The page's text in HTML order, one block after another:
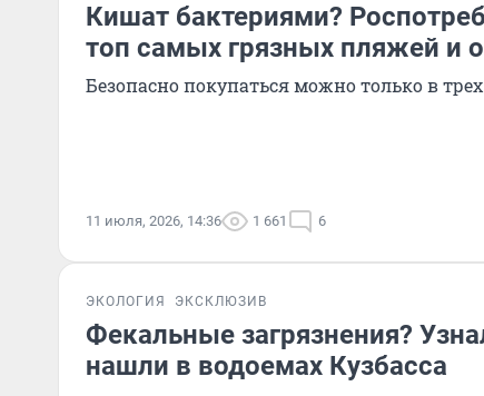
Кишат бактериями?
топ самых грязных пляжей и
Безопасно покупаться можно только в
11 июля, 2026, 14:36 1 661 6
ЭКОЛОГИЯ ЭКСКЛЮЗИВ
Фекальные загрязнения?
нашли в водоемах Кузбасса